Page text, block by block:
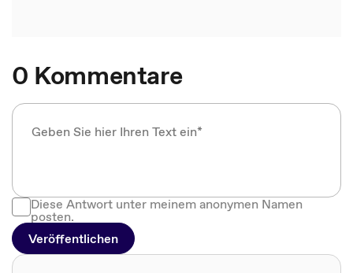
0 Kommentare
Diese Antwort unter meinem anonymen Namen
posten.
Veröffentlichen